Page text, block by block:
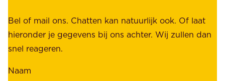
b
e
t
o
e
h
o
Bel of mail ons. Chatten kan natuurlijk ook. Of laat
hieronder je gegevens bij ons achter. Wij zullen dan
snel reageren.
Naam